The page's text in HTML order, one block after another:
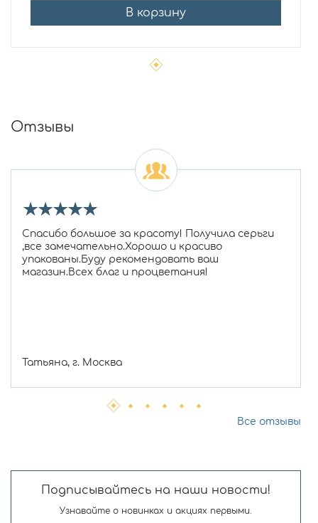
В корзину
Отзывы
★★★★★
Спасибо большое за красоту! Получила серьги
,все замечательно.Хорошо и красиво
упакованы.Буду рекомендовать ваш
магазин.Всех благ и процветания!
Татьяна, г. Москва
Все отзывы
Подписывайтесь на наши новости!
Узнавайте о новинках и акциях первыми.